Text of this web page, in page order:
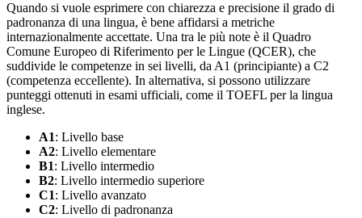
Quando si vuole esprimere con chiarezza e precisione il grado di
padronanza di una lingua, è bene affidarsi a metriche
internazionalmente accettate. Una tra le più note è il Quadro
Comune Europeo di Riferimento per le Lingue (QCER), che
suddivide le competenze in sei livelli, da A1 (principiante) a C2
(competenza eccellente). In alternativa, si possono utilizzare
punteggi ottenuti in esami ufficiali, come il TOEFL per la lingua
inglese.
A1: Livello base
A2: Livello elementare
B1: Livello intermedio
B2: Livello intermedio superiore
C1: Livello avanzato
C2: Livello di padronanza